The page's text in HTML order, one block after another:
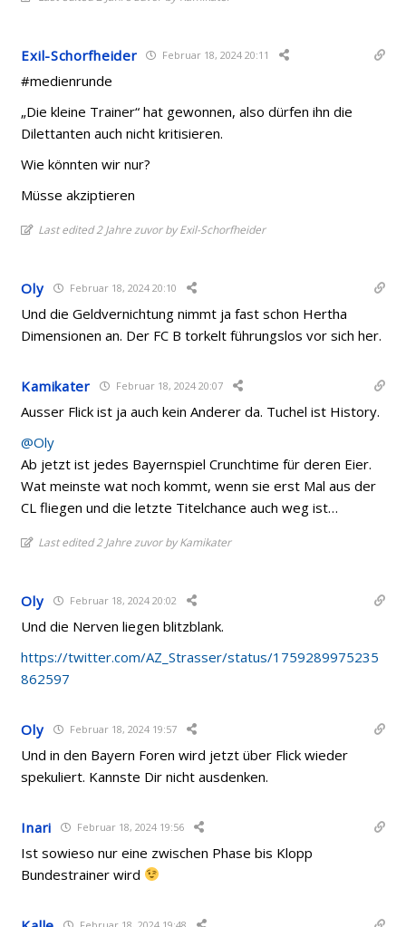
Exil-Schorfheider Februar 18, 2024 20:11
#medienrunde
„Die kleine Trainer“ hat gewonnen, also dürfen ihn die
Dilettanten auch nicht kritisieren.
Wie könnten wir nur?
Müsse akziptieren
Last edited 2 Jahre zuvor by Exil-Schorfheider
Oly Februar 18, 2024 20:10
Und die Geldvernichtung nimmt ja fast schon Hertha
Dimensionen an. Der FC B torkelt führungslos vor sich her.
Kamikater Februar 18, 2024 20:07
Ausser Flick ist ja auch kein Anderer da. Tuchel ist History.
@Oly
Ab jetzt ist jedes Bayernspiel Crunchtime für deren Eier.
Wat meinste wat noch kommt, wenn sie erst Mal aus der
CL fliegen und die letzte Titelchance auch weg ist…
Last edited 2 Jahre zuvor by Kamikater
Oly Februar 18, 2024 20:02
Und die Nerven liegen blitzblank.
https://twitter.com/AZ_Strasser/status/1759289975235
862597
Oly Februar 18, 2024 19:57
Und in den Bayern Foren wird jetzt über Flick wieder
spekuliert. Kannste Dir nicht ausdenken.
Inari Februar 18, 2024 19:56
Ist sowieso nur eine zwischen Phase bis Klopp
Bundestrainer wird